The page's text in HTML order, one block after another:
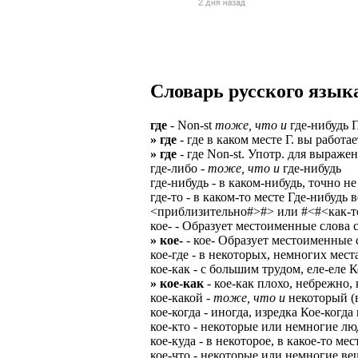
надежность и
ВНИМАНИЕ: Мы
имеет права
Варианты: 1)
2) Рабочая виза
3) Также
Знание языка
Требуются
Варианты
Средняя
средний,
оплачиваются
Жилье
График 10-12
Авто находится
Никаких % и
Большой
В наличии авто
Ищем
Звоните
количество
Гибкий
Дружный
Смартфон для
Скидки и акции
Выгодные
ЧТОБЫ
Откликнитесь
Получите
Заполните
Ожидайте
Словарь русского
где - Non-st тоже, что и где-нибудь
» где - где в каком месте Г. вы
» где - где Non-st. Употр. для
где-либо - тоже, что и где-нибудь
где-нибудь - в каком-нибудь, точно
где-то - в каком-то месте Где-нибудь
<приблизительно#>#> или #<#<как-
кое- - Образует местоименные слова
» кое- - кое- Образует местоименные
кое-где - в некоторых, немногих
кое-как - с большим трудом, еле-еле
» кое-как - кое-как плохо,
кое-какой - тоже, что и некоторый
кое-когда - иногда, изредка Кое-когда
кое-кто - некоторые или немногие
кое-куда - в некоторое, в какое-то
кое-что - некоторые или немногие